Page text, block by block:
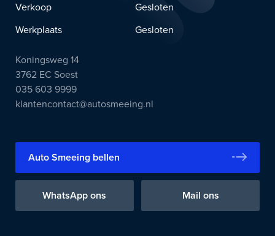
Verkoop
Gesloten
Werkplaats
Gesloten
Koningsweg 14
3762 EC Soest
035 603 9999
klantencontact@autosmeeing.nl
Auto Smeeing bellen
WhatsApp ons Mail ons